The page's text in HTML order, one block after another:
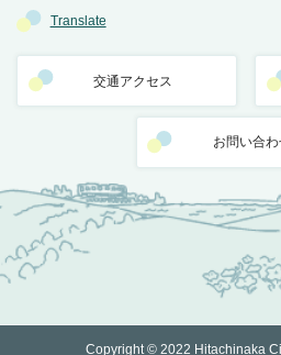
Translate
交通アクセス
お問い合
Copyright © 2022 Hitachinaka